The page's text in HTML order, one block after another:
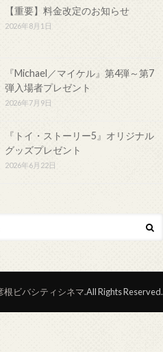
【重要】料金改定のお知らせ
2026年8月1日
『Michael／マイケル』第4弾～第7
弾入場者プレゼント
2026年7月9日
『トイ・ストーリー5』オリジナル
グッズプレゼント
2026年6月22日
根ビバシティシネマ.All Rights Reserved.